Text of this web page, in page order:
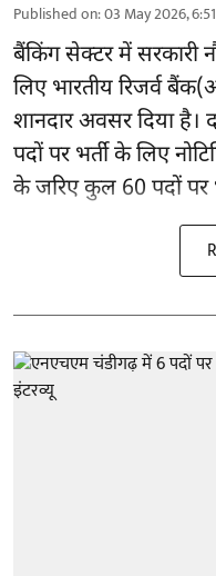
Published on:03 May 2026,
बैंकिंग सेक्टर में सरकारी
लिए भारतीय रिजर्व
शानदार अवसर दिया
पदों पर भर्ती के लिए
के जरिए कुल 60 पदों पर